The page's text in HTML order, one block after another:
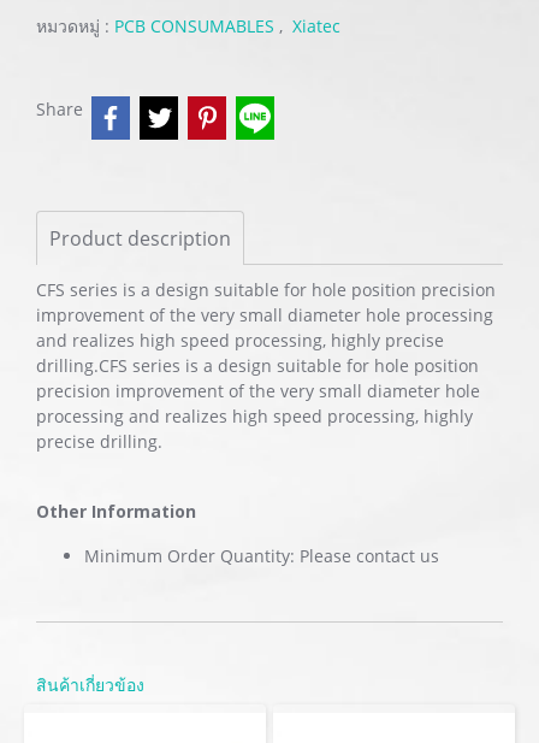
หมวดหมู่ : PCB CONSUMABLES , Xiatec
Share
Product description
CFS series is a design suitable for hole position precision
improvement of the very small diameter hole processing
and realizes high speed processing, highly precise
drilling.CFS series is a design suitable for hole position
precision improvement of the very small diameter hole
processing and realizes high speed processing, highly
precise drilling.
Other Information
Minimum Order Quantity: Please contact us
สินค้าเกี่ยวข้อง